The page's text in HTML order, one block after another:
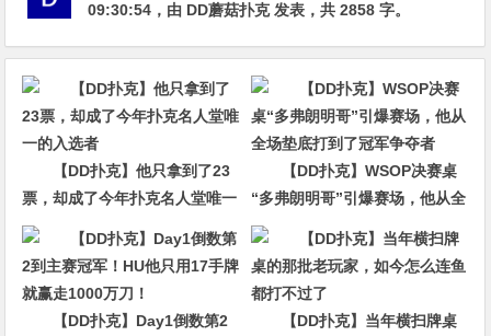
09:30:54 ，由 DD蘑菇扑克发表，共 2858 字。
【DD扑克】他只拿到了23
票，却成了今年扑克名人堂唯一
的入选者
【DD扑克】WSOP决赛桌
“多弗朗明哥”引爆赛场，他从全
场垫底打到了冠军争夺者
【DD扑克】Day1倒数第2 【DD扑克】当年横扫牌桌